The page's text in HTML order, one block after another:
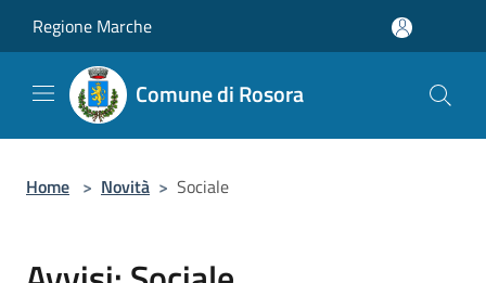
Regione Marche
Comune di Rosora
Home > Novità > Sociale